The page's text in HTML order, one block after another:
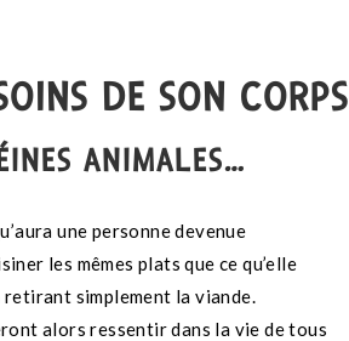
DE SON CORPS
ANIMALES…
une personne devenue
les mêmes plats que ce qu’elle
simplement la viande.
alors ressentir dans la vie de tous